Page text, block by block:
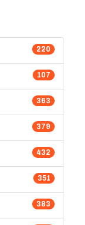
220
107
363
379
432
351
383